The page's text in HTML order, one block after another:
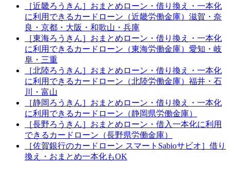
［近畿ろうきん］おまとめローン・借り換え・一本化
に利用できるカードローン（近畿労働金庫）滋賀・奈
良・京都・大阪・和歌山・兵庫
［東海ろうきん］おまとめローン・借り換え・一本化
に利用できるカードローン（東海労働金庫）愛知・岐
阜・三重
［北陸ろうきん］おまとめローン・借り換え・一本化
に利用できるカードローン（北陸労働金庫）福井・石
川・富山
［静岡ろうきん］おまとめローン・借り換え・一本化
に利用できるカードローン（静岡県労働金庫）
［長野ろうきん］おまとめローン・借入一本化に利用
できるカードローン（長野県労働金庫）
［佐賀銀行のカードローン スマートSabioサビオ］借り
換え・おまとめ一本化もOK